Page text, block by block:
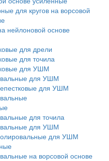
для кругов на ворсовой
нейлоновой основе
для дрели
для точила
для УШМ
для УШМ
для УШМ
для точила
для УШМ
для УШМ
на ворсовой основе